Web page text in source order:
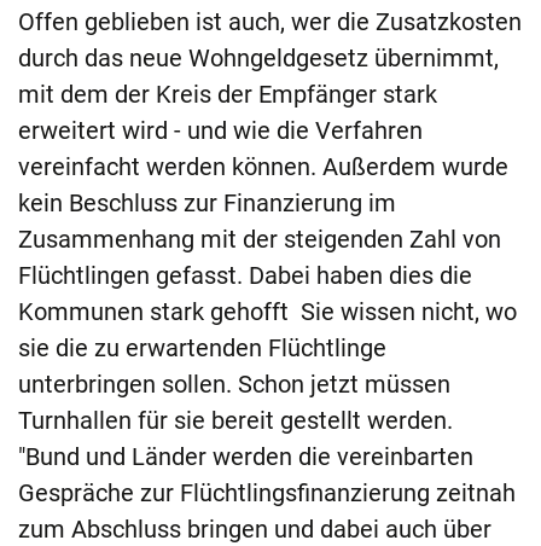
Offen geblieben ist auch, wer die Zusatzkosten
durch das neue Wohngeldgesetz übernimmt,
mit dem der Kreis der Empfänger stark
erweitert wird - und wie die Verfahren
vereinfacht werden können. Außerdem wurde
kein Beschluss zur Finanzierung im
Zusammenhang mit der steigenden Zahl von
Flüchtlingen gefasst. Dabei haben dies die
Kommunen stark gehofft Sie wissen nicht, wo
sie die zu erwartenden Flüchtlinge
unterbringen sollen. Schon jetzt müssen
Turnhallen für sie bereit gestellt werden.
"Bund und Länder werden die vereinbarten
Gespräche zur Flüchtlingsfinanzierung zeitnah
zum Abschluss bringen und dabei auch über